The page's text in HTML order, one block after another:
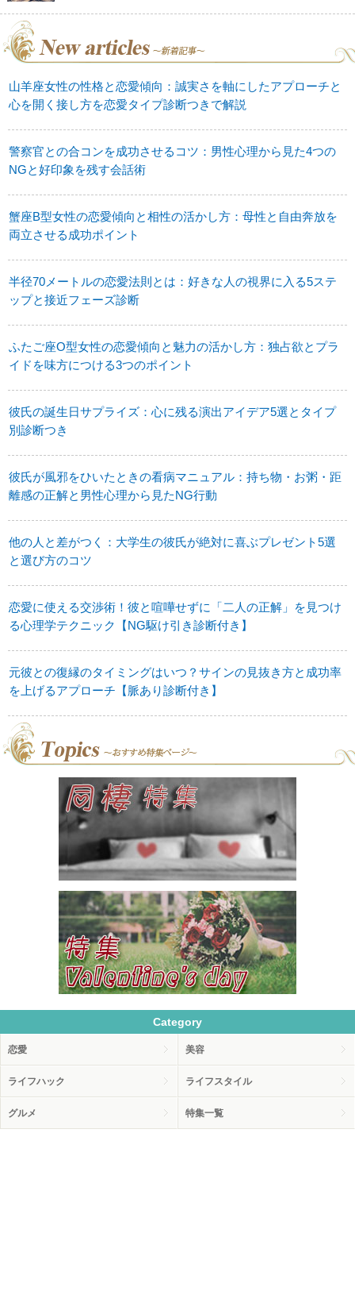
山羊座女性の性格と恋愛傾向：誠実さを軸にしたアプローチと
心を開く接し方を恋愛タイプ診断つきで解説
警察官との合コンを成功させるコツ：男性心理から見た4つの
NGと好印象を残す会話術
蟹座B型女性の恋愛傾向と相性の活かし方：母性と自由奔放を
両立させる成功ポイント
半径70メートルの恋愛法則とは：好きな人の視界に入る5ステ
ップと接近フェーズ診断
ふたご座O型女性の恋愛傾向と魅力の活かし方：独占欲とプラ
イドを味方につける3つのポイント
彼氏の誕生日サプライズ：心に残る演出アイデア5選とタイプ
別診断つき
彼氏が風邪をひいたときの看病マニュアル：持ち物・お粥・距
離感の正解と男性心理から見たNG行動
他の人と差がつく：大学生の彼氏が絶対に喜ぶプレゼント5選
と選び方のコツ
恋愛に使える交渉術！彼と喧嘩せずに「二人の正解」を見つけ
る心理学テクニック【NG駆け引き診断付き】
元彼との復縁のタイミングはいつ？サインの見抜き方と成功率
を上げるアプローチ【脈あり診断付き】
Category
恋愛 美容
ライフハック ライフスタイル
グルメ 特集一覧